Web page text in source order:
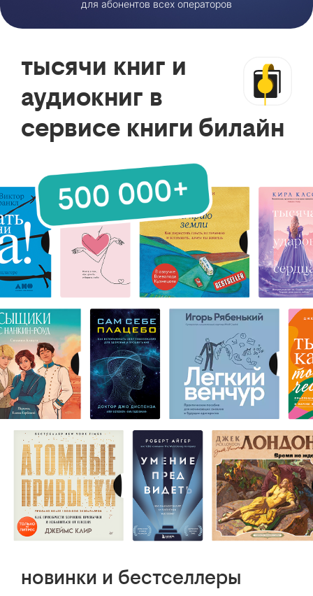
для абонентов всех операторов
тысячи книг и
аудиокниг в
сервисе книги билайн
новинки и бестселлеры